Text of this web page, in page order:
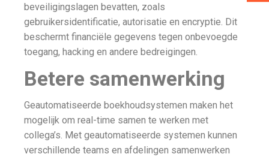
beveiligingslagen bevatten, zoals
gebruikersidentificatie, autorisatie en encryptie. Dit
beschermt financiële gegevens tegen onbevoegde
toegang, hacking en andere bedreigingen.
Betere samenwerking
Geautomatiseerde boekhoudsystemen maken het
mogelijk om real-time samen te werken met
collega’s. Met geautomatiseerde systemen kunnen
verschillende teams en afdelingen samenwerken